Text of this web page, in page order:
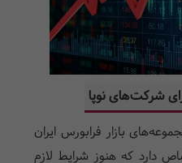
شرکت‌های نوپا
بازار فرابورس ایران
دارد که هنوز شرایط لازم